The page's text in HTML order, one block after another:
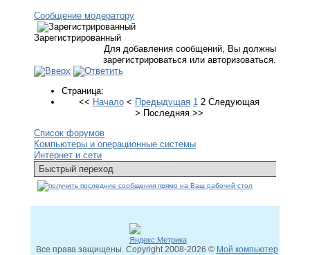
Сообщение модератору
Зарегистрированный
Для добавления сообщений, Вы должны
зарегистрироваться или авторизоваться.
Страница:
<< Начало< Предыдущая 1 2 Следующая
> Последняя>>
Список форумов
Компьютеры и операционные системы
Интернет и сети
Все права защищены. Copyright2008-2026 © Мой компьютер